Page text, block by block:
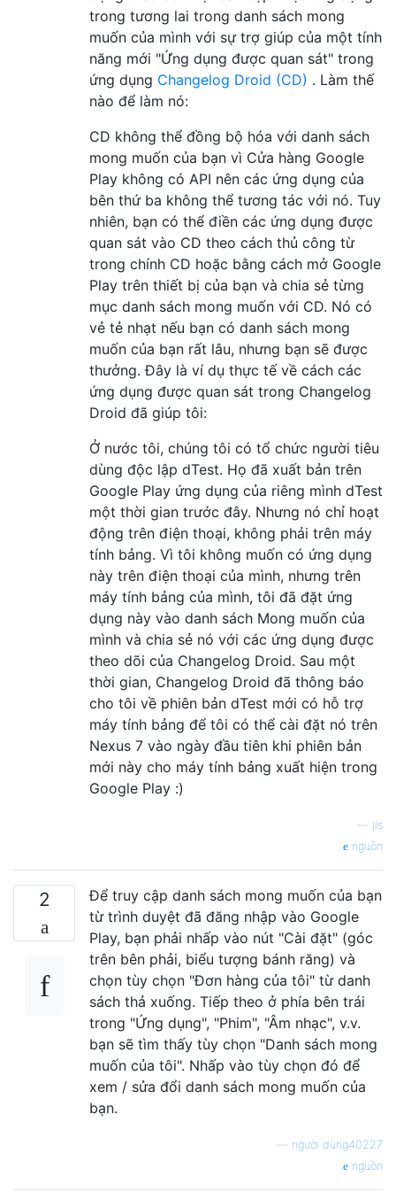
trong tương lai trong danh sách mong
muốn của mình với sự trợ giúp của một tính
năng mới "Ứng dụng được quan sát" trong
ứng dụng Changelog Droid (CD) . Làm thế
nào để làm nó:
CD không thể đồng bộ hóa với danh sách
mong muốn của bạn vì Cửa hàng Google
Play không có API nên các ứng dụng của
bên thứ ba không thể tương tác với nó. Tuy
nhiên, bạn có thể điền các ứng dụng được
quan sát vào CD theo cách thủ công từ
trong chính CD hoặc bằng cách mở Google
Play trên thiết bị của bạn và chia sẻ từng
mục danh sách mong muốn với CD. Nó có
vẻ tẻ nhạt nếu bạn có danh sách mong
muốn của bạn rất lâu, nhưng bạn sẽ được
thưởng. Đây là ví dụ thực tế về cách các
ứng dụng được quan sát trong Changelog
Droid đã giúp tôi:
Ở nước tôi, chúng tôi có tổ chức người tiêu
dùng độc lập dTest. Họ đã xuất bản trên
Google Play ứng dụng của riêng mình dTest
một thời gian trước đây. Nhưng nó chỉ hoạt
động trên điện thoại, không phải trên máy
tính bảng. Vì tôi không muốn có ứng dụng
này trên điện thoại của mình, nhưng trên
máy tính bảng của mình, tôi đã đặt ứng
dụng này vào danh sách Mong muốn của
mình và chia sẻ nó với các ứng dụng được
theo dõi của Changelog Droid. Sau một
thời gian, Changelog Droid đã thông báo
cho tôi về phiên bản dTest mới có hỗ trợ
máy tính bảng để tôi có thể cài đặt nó trên
Nexus 7 vào ngày đầu tiên khi phiên bản
mới này cho máy tính bảng xuất hiện trong
Google Play :)
jis
nguồn
2
Để truy cập danh sách mong muốn của bạn
từ trình duyệt đã đăng nhập vào Google
Play, bạn phải nhấp vào nút "Cài đặt" (góc
trên bên phải, biểu tượng bánh răng) và
chọn tùy chọn "Đơn hàng của tôi" từ danh
sách thả xuống. Tiếp theo ở phía bên trái
trong "Ứng dụng", "Phim", "Âm nhạc", v.v.
bạn sẽ tìm thấy tùy chọn "Danh sách mong
muốn của tôi". Nhấp vào tùy chọn đó để
xem / sửa đổi danh sách mong muốn của
bạn.
người dùng40227
nguồn